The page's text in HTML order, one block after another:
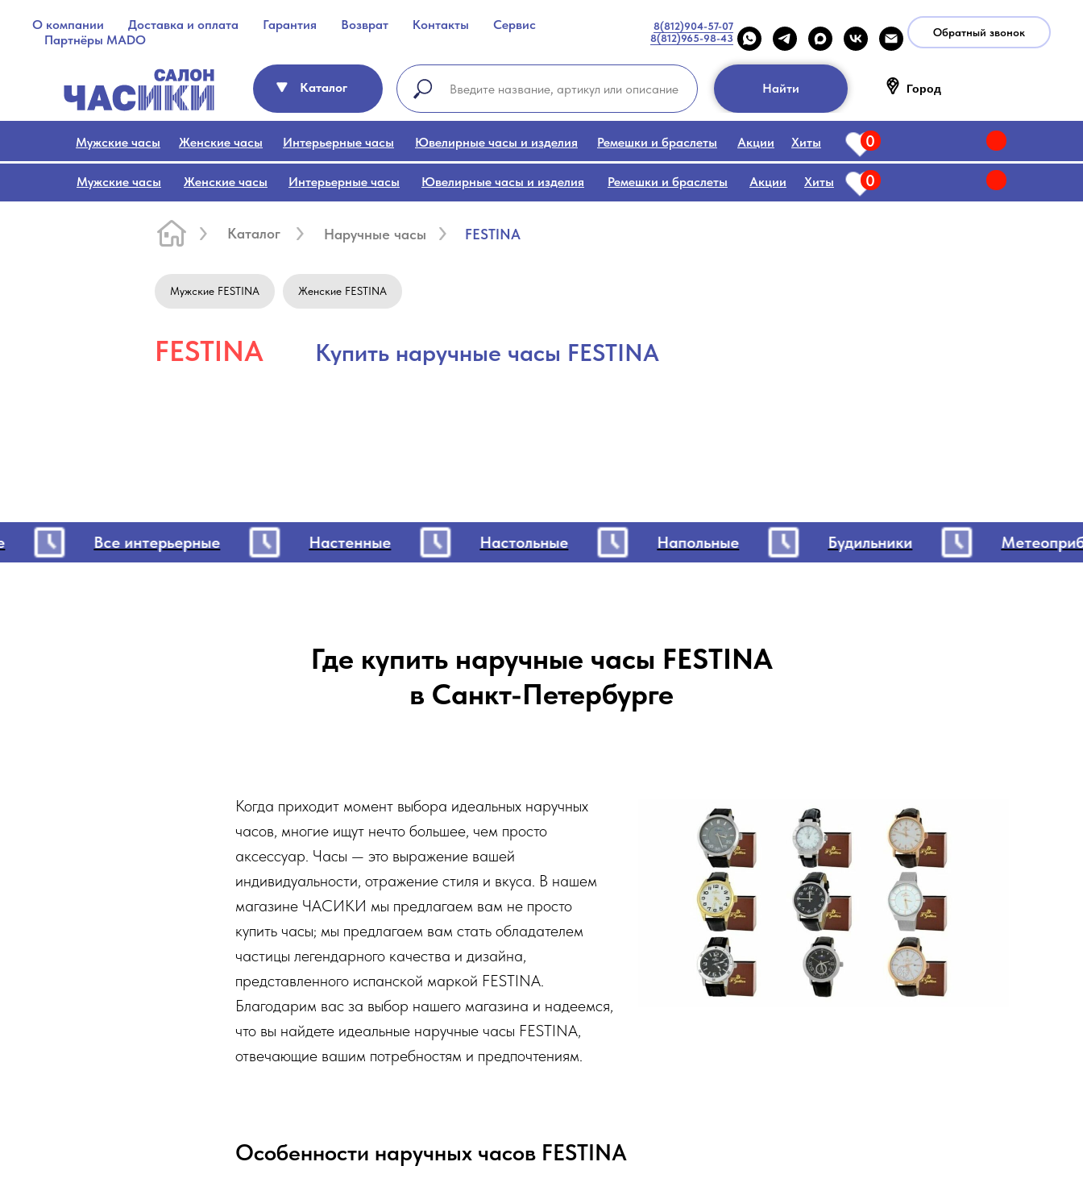
О компании Доставка и оплата Гарантия Возврат Контакты
Сервис
Партнёры MADO
8(812)904-57-07
8(812)965-98-43
Обратный звонок
Найти Город
Мужские часы Женские часы Интерьерные часы Ювелирные часы и изделия Ремешки и браслеты Акции Хиты 0
Каталог
Мужские часы Женские часы Интерьерные часы Ювелирные часы и изделия Ремешки и браслеты Акции Хиты 0
Каталог Наручные часы FESTINA
Мужские FESTINA Женские FESTINA
FESTINA Купить наручные часы FESTINA
Все интерьерные Настенные Настольные Напольные Будильники
Где купить наручные часы FESTINA
в Санкт-Петербурге
Когда приходит момент выбора идеальных наручных
часов, многие ищут нечто большее, чем просто
аксессуар. Часы — это выражение вашей
индивидуальности, отражение стиля и вкуса. В нашем
магазине ЧАСИКИ мы предлагаем вам не просто
купить часы; мы предлагаем вам стать обладателем
частицы легендарного качества и дизайна,
представленного испанской маркой FESTINA.
Благодарим вас за выбор нашего магазина и надеемся,
что вы найдете идеальные наручные часы FESTINA,
отвечающие вашим потребностям и предпочтениям.
Особенности наручных часов FESTINA